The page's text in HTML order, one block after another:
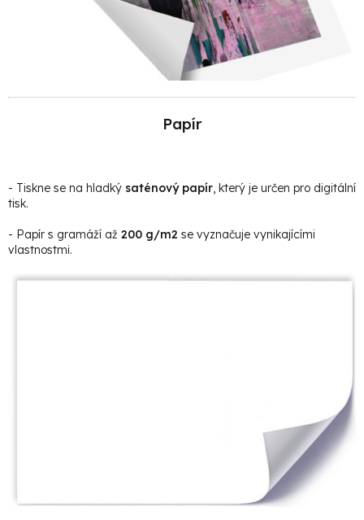
Papír
- Tiskne se na hladký saténový papír, který je určen pro digitální
tisk.
- Papír s gramáží až 200 g/m2 se vyznačuje vynikajícími
vlastnostmi.